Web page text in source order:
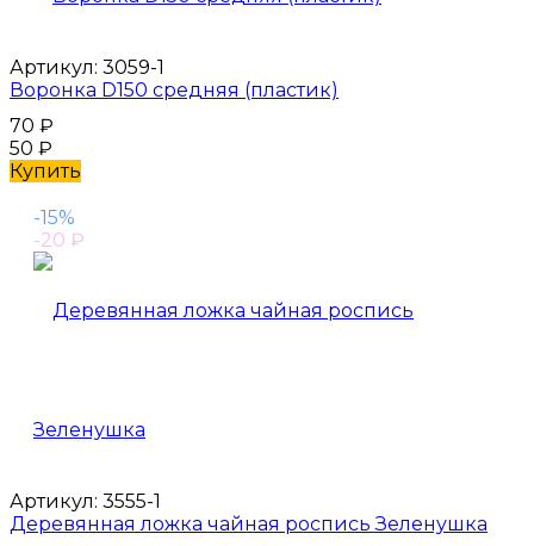
Артикул: 3059-1
Воронка D150 средняя (пластик)
70 ₽
50 ₽
Купить
-15%
-20 ₽
Артикул: 3555-1
Деревянная ложка чайная роспись Зеленушка